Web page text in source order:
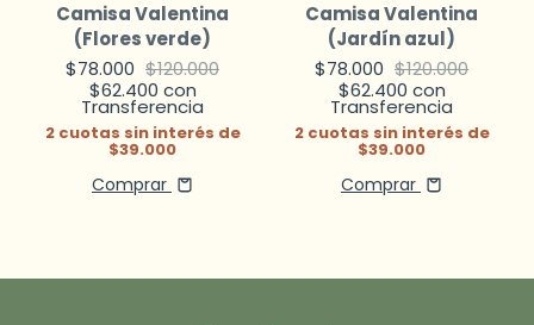
Camisa Valentina
(Flores verde)
$78.000 $120.000
$62.400 con
Transferencia
2 cuotas sin interés de
$39.000
Comprar
Camisa Valentina
(Jardín azul)
$78.000 $120.000
$62.400 con
Transferencia
2 cuotas sin interés de
$39.000
Comprar